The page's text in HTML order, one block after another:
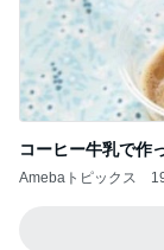
コーヒー牛乳で作
Amebaトピックス